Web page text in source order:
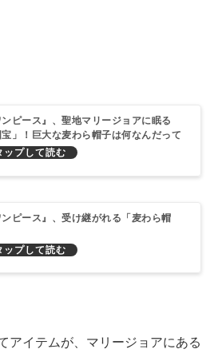
ンピース』、聖地マリージョアに眠る
宝」！巨大な麦わら帽子は何なんだって
ンピース』、受け継がれる「麦わら帽
アイテムが、マリージョアにある